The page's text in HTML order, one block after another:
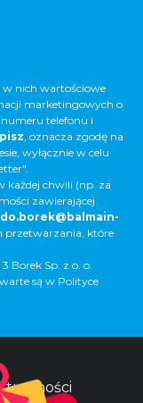
w nich wartościowe
marketingowych o
numeru telefonu i
, oznacza zgodę na
wyłącznie w celu
każdej chwili (np. za
zawierającej
przetwarzania, które
Borek Sp. z o. o.
są w Polityce